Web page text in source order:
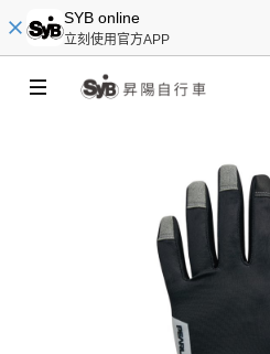
SYB online
立刻使用官方APP